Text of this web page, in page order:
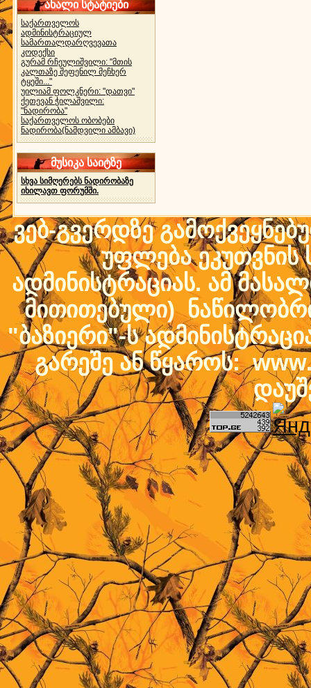
ახალი სტატიები
საქართველოს
ადმინისტრაციულ
სამართალდარღვევათა
კოდექსი
გურამ რჩეულიშვილი: "მთის
კალთაზე შეფენილ მეჩხერ
ტყეში..."
უილიამ ფოლკნერი: "დათვი"
ქეთევან ჭილაშვილი:
"ნადირობა"
საქართველოს ობობები
ნადირობა(ნამდვილი ამბავი)
მუსიკა საიტზე
სხვა სიმღერებს ნადირობაზე
იხილავთ ფორუმში.
ვებ-გვერდზე
უფლება ეკუთვნის
ადმინისტრაციას. ამ
მითითებული)
"ბაზიერი"-ს
გარეშე ან წყაროს: